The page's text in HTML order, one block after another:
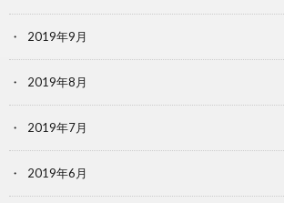
2019年9月
2019年8月
2019年7月
2019年6月